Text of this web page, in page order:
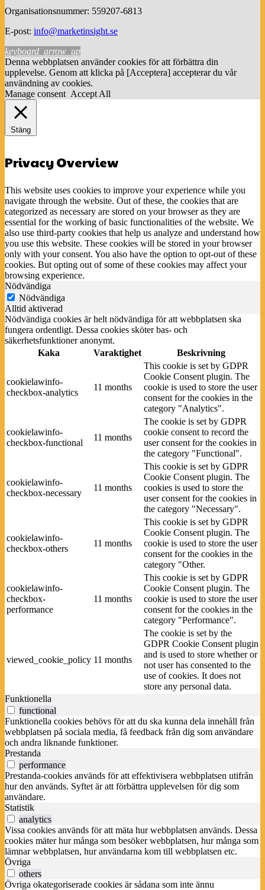
Organisationsnummer: 559207-6813
E-post: info@marketinsight.se
keyboard_arrow_up
Denna webbplatsen använder cookies för att förbättra din
upplevelse. Genom att klicka på [Acceptera] accepterar du vår
användning av cookies.
Manage consent Accept All
Stäng
Privacy Overview
This website uses cookies to improve your experience while you
navigate through the website. Out of these, the cookies that are
categorized as necessary are stored on your browser as they are
essential for the working of basic functionalities of the website. We
also use third-party cookies that help us analyze and understand how
you use this website. These cookies will be stored in your browser
only with your consent. You also have the option to opt-out of these
cookies. But opting out of some of these cookies may affect your
browsing experience.
Nödvändiga
Nödvändiga
Alltid aktiverad
Nödvändiga cookies är helt nödvändiga för att webbplatsen ska
fungera ordentligt. Dessa cookies sköter bas- och
säkerhetsfunktioner anonymt.
Kaka
Varaktighet Beskrivning
cookielawinfo-
checkbox-analytics
11 months
This cookie is set by GDPR
Cookie Consent plugin. The
cookie is used to store the user
consent for the cookies in the
category "Analytics".
cookielawinfo-
checkbox-functional
11 months
The cookie is set by GDPR
cookie consent to record the
user consent for the cookies in
the category "Functional".
cookielawinfo-
checkbox-necessary
11 months
This cookie is set by GDPR
Cookie Consent plugin. The
cookies is used to store the
user consent for the cookies in
the category "Necessary".
cookielawinfo-
checkbox-others
11 months
This cookie is set by GDPR
Cookie Consent plugin. The
cookie is used to store the user
consent for the cookies in the
category "Other.
cookielawinfo-
checkbox-
performance
11 months
This cookie is set by GDPR
Cookie Consent plugin. The
cookie is used to store the user
consent for the cookies in the
category "Performance".
viewed_cookie_policy 11 months
The cookie is set by the
GDPR Cookie Consent plugin
and is used to store whether or
not user has consented to the
use of cookies. It does not
store any personal data.
Funktionella
functional
Funktionella cookies behövs för att du ska kunna dela innehåll från
webbplatsen på sociala media, få feedback från dig som användare
och andra liknande funktioner.
Prestanda
performance
Prestanda-cookies används för att effektivisera webbplatsen utifrån
hur den används. Syftet är att förbättra upplevelsen för dig som
användare.
Statistik
analytics
Vissa cookies används för att mäta hur webbplatsen används. Dessa
cookies mäter hur många som besöker webbplatsen, hur många som
lämnar webbplatsen, hur användarna kom till webbplatsen etc.
Övriga
others
Övriga okategoriserade cookies är sådana som inte ännu